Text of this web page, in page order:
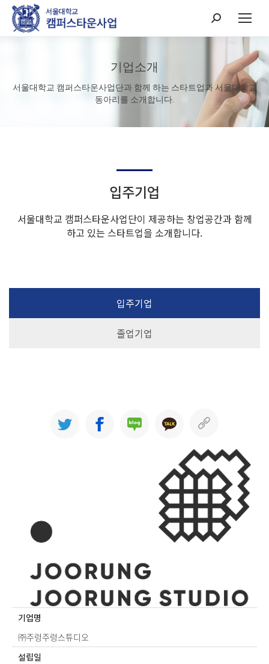
Search:
기업소개
서울대학교 캠퍼스타운사업단과 함께 하는 스타트업과 서울대학교
동아리를 소개합니다.
입주기업
서울대학교 캠퍼스타운사업단이 제공하는 창업공간과 함께
하고 있는 스타트업을 소개합니다.
입주기업
졸업기업
기업명
㈜주렁주렁스튜디오
설립일